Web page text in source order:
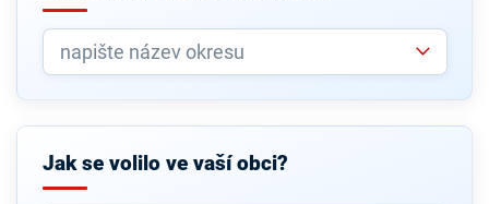
Jak se volilo ve vaší obci?